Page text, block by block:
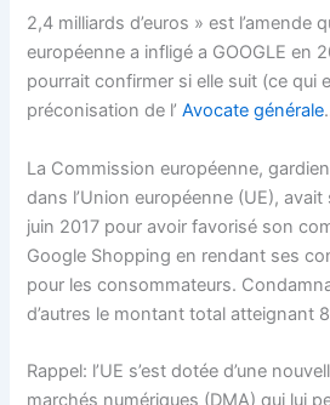
2,4 milliards d’euros » est l’amende
européenne a infligé a GOOGLE en
pourrait confirmer si elle suit (ce qui
préconisation de l’Avocate générale
La Commission européenne,
dans l’Union européenne (UE),
juin 2017 pour avoir favorisé son
Google Shopping en rendant ses
pour les consommateurs.
d’autres le montant total atteignant
Rappel: l’UE s’est dotée d’une
marchés numériques (DMA) qui lui